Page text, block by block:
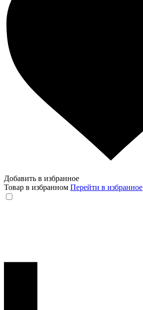
Добавить в избранное
Товар в избранном Перейти в избранное